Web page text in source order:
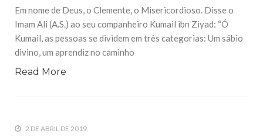
Em nome de Deus, o Clemente, o Misericordioso. Disse o
Imam Ali (A.S.) ao seu companheiro Kumail ibn Ziyad: “Ó
Kumail, as pessoas se dividem em três categorias: Um sábio
divino, um aprendiz no caminho
Read More
2 DE ABRIL DE 2019